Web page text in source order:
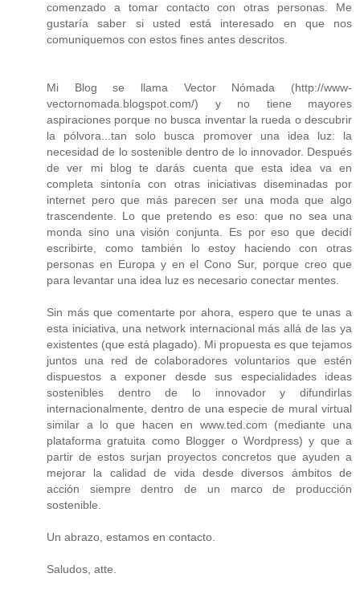
comenzado a tomar contacto con otras personas. Me
gustaría saber si usted está interesado en que nos
comuniquemos con estos fines antes descritos.
Mi Blog se llama Vector Nómada (http://www-
vectornomada.blogspot.com/) y no tiene mayores
aspiraciones porque no busca inventar la rueda o descubrir
la pólvora...tan solo busca promover una idea luz: la
necesidad de lo sostenible dentro de lo innovador. Después
de ver mi blog te darás cuenta que esta idea va en
completa sintonía con otras iniciativas diseminadas por
internet pero que más parecen ser una moda que algo
trascendente. Lo que pretendo es eso: que no sea una
monda sino una visión conjunta. Es por eso que decidí
escribirte, como también lo estoy haciendo con otras
personas en Europa y en el Cono Sur, porque creo que
para levantar una idea luz es necesario conectar mentes.
Sin más que comentarte por ahora, espero que te unas a
esta iniciativa, una network internacional más allá de las ya
existentes (que está plagado). Mi propuesta es que tejamos
juntos una red de colaboradores voluntarios que estén
dispuestos a exponer desde sus especialidades ideas
sostenibles dentro de lo innovador y difundirlas
internacionalmente, dentro de una especie de mural virtual
similar a lo que hacen en www.ted.com (mediante una
plataforma gratuita como Blogger o Wordpress) y que a
partir de estos surjan proyectos concretos que ayuden a
mejorar la calidad de vida desde diversos ámbitos de
acción siempre dentro de un marco de producción
sostenible.
Un abrazo, estamos en contacto.
Saludos, atte.